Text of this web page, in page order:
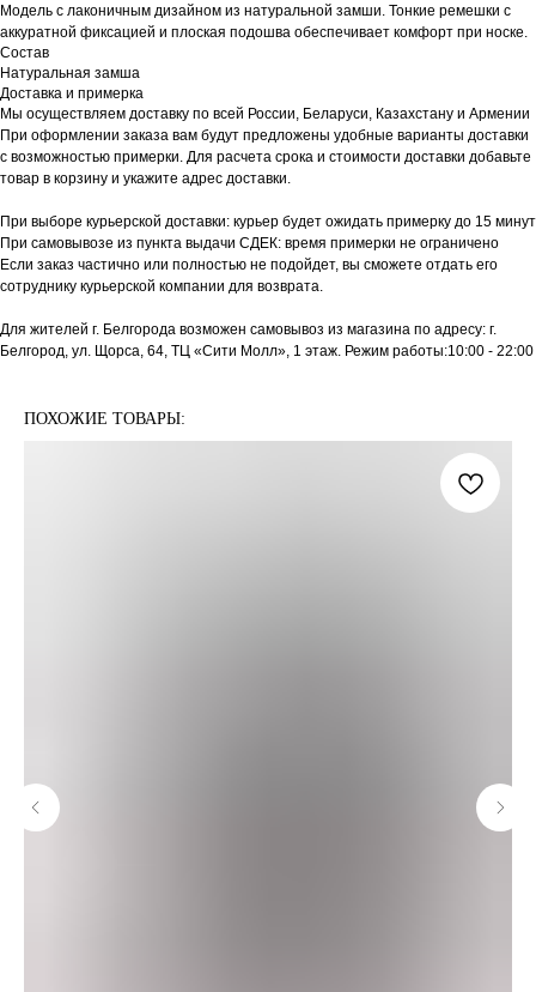
Модель с лаконичным дизайном из натуральной замши. Тонкие ремешки с
аккуратной фиксацией и плоская подошва обеспечивает комфорт при носке.
Состав
Натуральная замша
Доставка и примерка
Мы осуществляем доставку по всей России, Беларуси, Казахстану и Армении
При оформлении заказа вам будут предложены удобные варианты доставки
с возможностью примерки. Для расчета срока и стоимости доставки добавьте
товар в корзину и укажите адрес доставки.
При выборе курьерской доставки: курьер будет ожидать примерку до 15 минут
При самовывозе из пункта выдачи СДЕК: время примерки не ограничено
Если заказ частично или полностью не подойдет, вы сможете отдать его
сотруднику курьерской компании для возврата.
Для жителей г. Белгорода возможен самовывоз из магазина по адресу: г.
Белгород, ул. Щорса, 64, ТЦ «Сити Молл», 1 этаж. Режим работы:10:00 - 22:00
ПОХОЖИЕ ТОВАРЫ: